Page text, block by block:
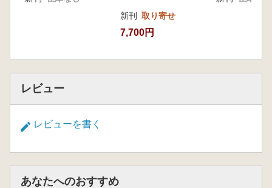
新刊 取り寄せ
7,700円
レビュー
レビューを書く
あなたへのおすすめ